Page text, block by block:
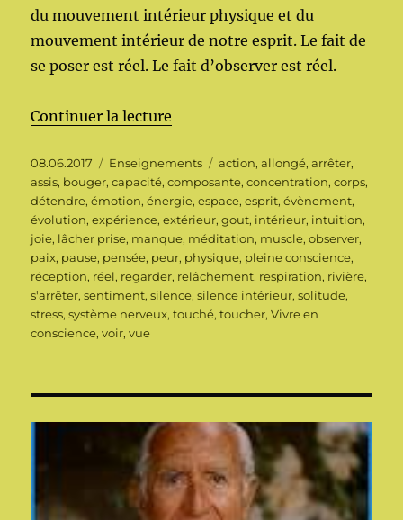
du mouvement intérieur physique et du
mouvement intérieur de notre esprit. Le fait de
se poser est réel. Le fait d’observer est réel.
Continuer la lecture
Publié
le
08.06.2017 Catégories
Enseignements Étiquettes
action,allongé,arrêter,
assis, bouger,capacité,composante,concentration,corps,
détendre,émotion,énergie,espace,esprit,évènement,
évolution,expérience,extérieur,gout, intérieur, intuition,
joie, lâcher prise, manque, méditation, muscle,observer,
paix, pause, pensée, peur, physique, pleine conscience,
réception, réel, regarder, relâchement, respiration, rivière,
s'arrêter,sentiment,silence,silence intérieur,solitude,
stress,système nerveux,touché,toucher,Vivre en
conscience,voir,vue